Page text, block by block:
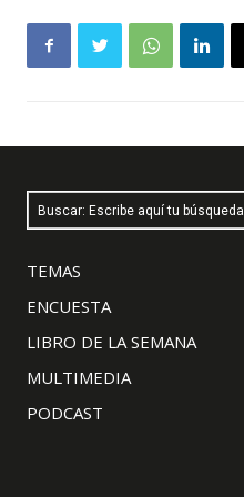
Buscar: Escribe aquí tu búsqueda
TEMAS
ENCUESTA
LIBRO DE LA SEMANA
MULTIMEDIA
PODCAST